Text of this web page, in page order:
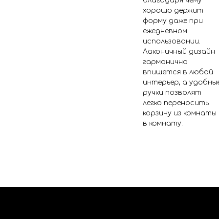
хорошо держит
форму даже при
ежедневном
использовании.
Лаконичный дизайн
гармонично
впишется в любой
интерьер, а
ручки позволят
легко переносить
корзину из комнаты
в комнату.